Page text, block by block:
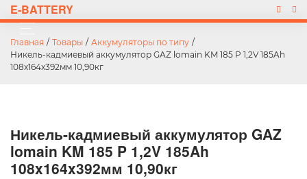
E-BATTERY
Главная / Товары / Аккумуляторы по типу /
Никель-кадмиевый аккумулятор GAZ lomain KM 185 P 1,2V 185Ah
108x164x392мм 10,90кг
Никель-кадмиевый аккумулятор GAZ
lomain KM 185 P 1,2V 185Ah
108x164x392мм 10,90кг